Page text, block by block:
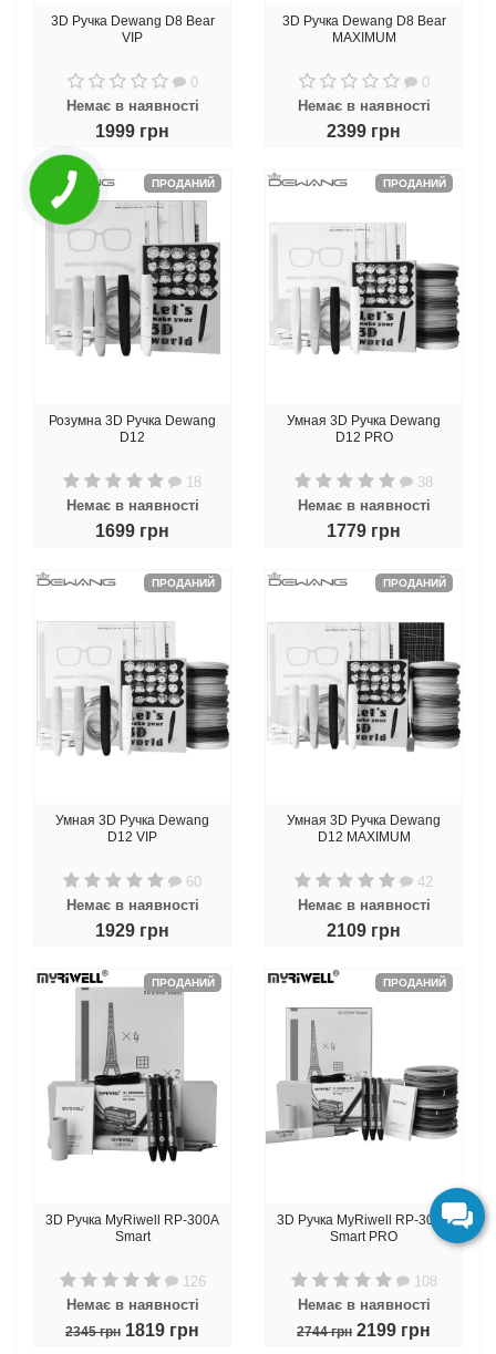
3D Ручка Dewang D8 Bear
VIP
0
Немає в наявності
1999 грн
3D Ручка Dewang D8 Bear
MAXIMUM
0
Немає в наявності
2399 грн
ПРОДАНИЙ
Розумна 3D Ручка Dewang
D12
18
Немає в наявності
1699 грн
ПРОДАНИЙ
Умная 3D Ручка Dewang
D12 PRO
38
Немає в наявності
1779 грн
ПРОДАНИЙ
Умная 3D Ручка Dewang
D12 VIP
60
Немає в наявності
1929 грн
ПРОДАНИЙ
Умная 3D Ручка Dewang
D12 MAXIMUM
42
Немає в наявності
2109 грн
ПРОДАНИЙ
3D Ручка MyRiwell RP-300A
Smart
126
Немає в наявності
2345 грн 1819 грн
ПРОДАНИЙ
3D Ручка MyRiwell RP-300A
Smart PRO
108
Немає в наявності
2744 грн 2199 грн